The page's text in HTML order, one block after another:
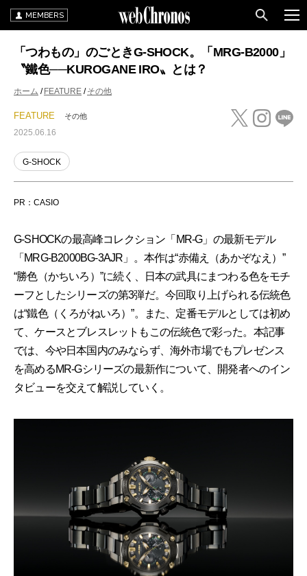
MEMBERS
「つわもの」のごときG-SHOCK。「MRG-B2000」
〝鐵色──KUROGANE IRO〟とは？
ホーム FEATURE その他
FEATURE その他
2025.06.16
G-SHOCK
PR：CASIO
G-SHOCKの最高峰コレクション「MR-G」の最新モデル
「MRG-B2000BG-3AJR」。本作は“赤備え（あかぞなえ）”
“勝色（かちいろ）”に続く、日本の武具にまつわる色をモチ
ーフとしたシリーズの第3弾だ。今回取り上げられる伝統色
は“鐵色（くろがねいろ）”。また、定番モデルとしては初め
て、ケースとブレスレットもこの伝統色で彩った。本記事
では、今や日本国内のみならず、海外市場でもプレゼンス
を高めるMR-Gシリーズの最新作について、開発者へのイン
タビューを交えて解説していく。